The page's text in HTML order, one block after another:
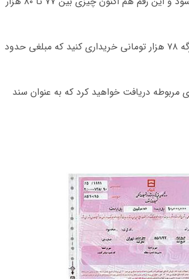
پس اگر بخواهید ۶۰ میلیون تومان وام بگیرید، باید تعداد ۱۲۰ برگه ۷۸ هزار تومانی خریداری کنید که مبلغی حدود
مربوطه دریافت خواهید کرد که به عنوان سند